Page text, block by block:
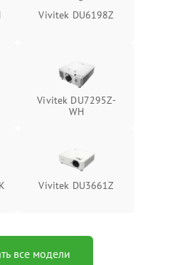
Vivitek DU6198Z
Vivitek DU7295Z-
WH
Vivitek DU3661Z
все модели